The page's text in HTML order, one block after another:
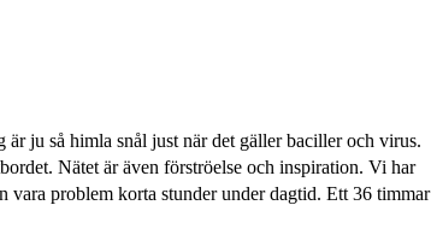
ju så himla snål just när det gäller baciller och virus.
Nätet är även förströelse och inspiration. Vi har
vara problem korta stunder under dagtid. Ett 36 timmar